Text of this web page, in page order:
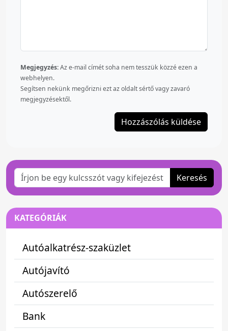
Megjegyzés:Az e-mail címét soha nem tesszük közzé ezen a
webhelyen.
Segítsen nekünk megőrizni ezt az oldalt sértő vagy zavaró
megjegyzésektől.
Keresés
KATEGÓRIÁK
Autóalkatrész-szaküzlet
Autójavító
Autószerelő
Bank